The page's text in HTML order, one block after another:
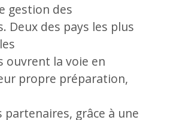
gestion des
Deux des pays les plus
ouvrent la voie en
propre préparation,
partenaires, grâce à une